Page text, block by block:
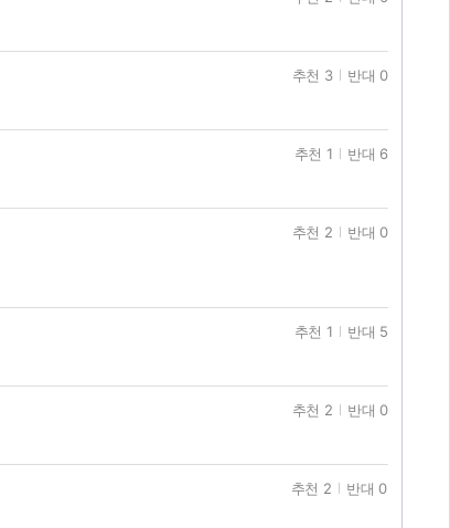
추천 3 반대 0
추천 1 반대 6
추천 2 반대 0
추천 1 반대 5
추천 2 반대 0
추천 2 반대 0